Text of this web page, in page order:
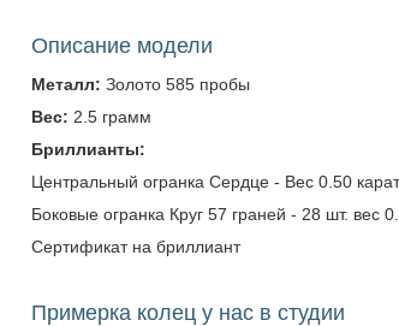
Описание модели
Металл: Золото 585 пробы
Вес: 2.5 грамм
Бриллианты:
Центральный огранка Сердце - Вес 0.50
Боковые огранка Круг 57 граней - 28 шт. вес
Сертификат на бриллиант
Примерка колец у нас в студии